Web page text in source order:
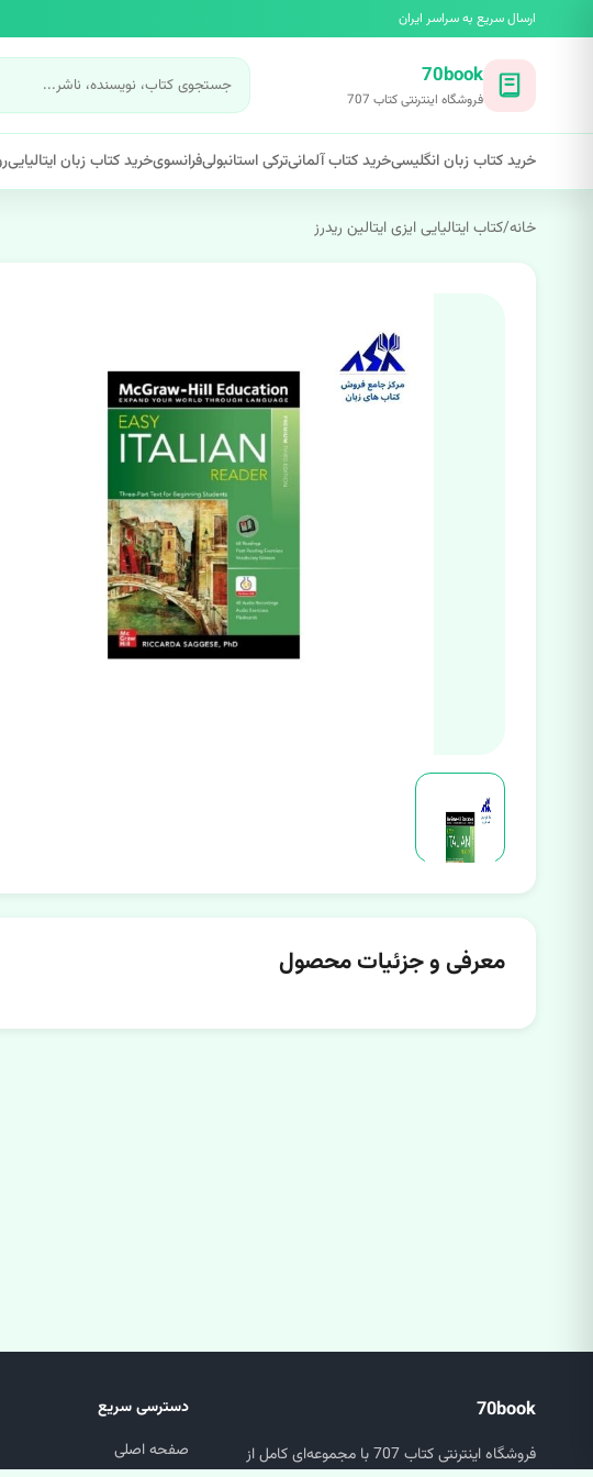
ارسال سریع به سراسر ایران
70book
فروشگاه اینترنتی کتاب 707
خرید کتاب زبان انگلیسیخرید کتاب آلمانیترکی استانبولیفرانسویخرید کتاب زبان ایتالیایی
خانه/کتاب ایتالیایی ایزی ایتالین ریدرز
معرفی و جزئیات محصول
70book
فروشگاه اینترنتی کتاب 707 با مجموعه‌ای کامل از
دسترسی سریع
صفحه اصلی